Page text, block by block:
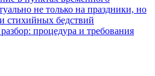
не только на праздники, но
стихийных бедствий
процедура и требования